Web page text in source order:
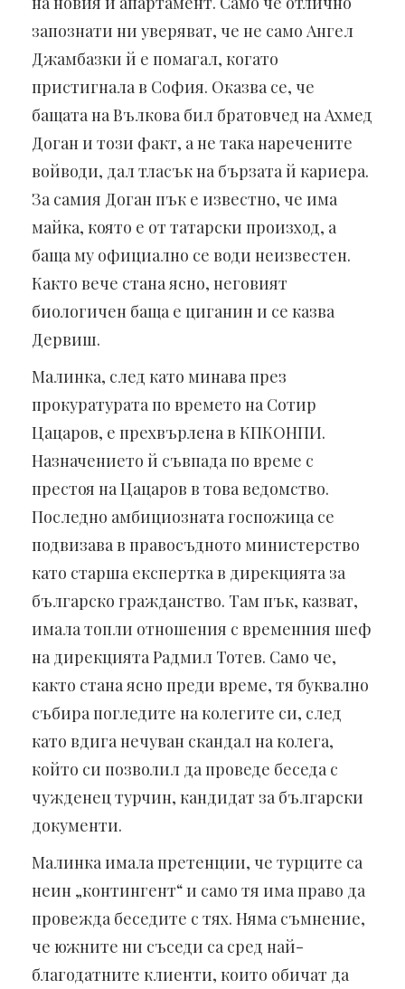
запознати ни уверяват, че не само Ангел
Джамбазки й е помагал, когато
пристигнала в София. Оказва се, че
бащата на Вълкова бил братовчед на Ахмед
Доган и този факт, а не така наречените
войводи, дал тласък на бързата й кариера.
За самия Доган пък е известно, че има
майка, която е от татарски произход, а
баща му официално се води неизвестен.
Както вече стана ясно, неговият
биологичен баща е циганин и се казва
Дервиш.
Малинка, след като минава през
прокуратурата по времето на Сотир
Цацаров, е прехвърлена в КПКОНПИ.
Назначението й съвпада по време с
престоя на Цацаров в това ведомство.
Последно амбициозната госпожица се
подвизава в правосъдното министерство
като старша експертка в дирекцията за
българско гражданство. Там пък, казват,
имала топли отношения с временния шеф
на дирекцията Радмил Тотев. Само че,
както стана ясно преди време, тя буквално
събира погледите на колегите си, след
като вдига нечуван скандал на колега,
който си позволил да проведе беседа с
чужденец турчин, кандидат за български
документи.
Малинка имала претенции, че турците са
неин „контингент“ и само тя има право да
провежда беседите с тях. Няма съмнение,
че южните ни съседи са сред най-
благодатните клиенти, които обичат да